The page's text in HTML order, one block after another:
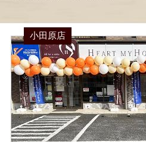
小田原店